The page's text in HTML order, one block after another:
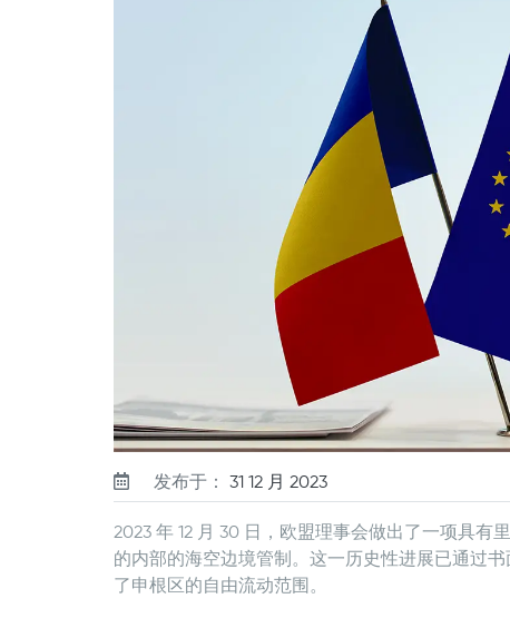
发布于： 31 12 月 2023
2023 年 12 月 30 日，欧盟理事会做出了一项具
的内部的海空边境管制。这一历史性进展已通过
了申根区的自由流动范围。